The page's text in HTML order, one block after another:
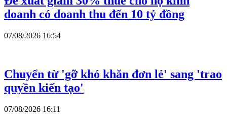
doanh có doanh thu đến 10 tỷ đồng
07/08/2026 16:54
Chuyển từ 'gỡ khó khăn đơn lẻ' sang 'trao
quyền kiến tạo'
07/08/2026 16:11